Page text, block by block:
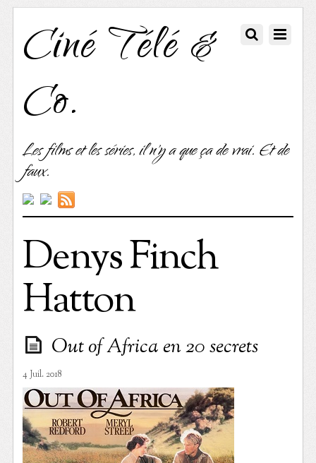
Ciné Télé &
Co.
Les films et les séries, il n'y a que ça de vrai. Et de
faux.
Denys Finch
Hatton
Out of Africa en 20 secrets
4 Juil. 2018